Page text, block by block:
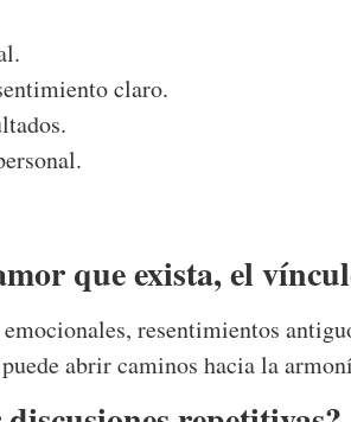
claro.
que exista, el
resentimientos
abrir caminos hacia la